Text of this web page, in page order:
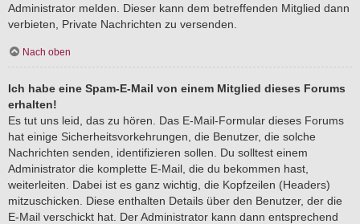
Administrator melden. Dieser kann dem betreffenden Mitglied dann
verbieten, Private Nachrichten zu versenden.
Nach oben
Ich habe eine Spam-E-Mail von einem Mitglied dieses Forums
erhalten!
Es tut uns leid, das zu hören. Das E-Mail-Formular dieses Forums
hat einige Sicherheitsvorkehrungen, die Benutzer, die solche
Nachrichten senden, identifizieren sollen. Du solltest einem
Administrator die komplette E-Mail, die du bekommen hast,
weiterleiten. Dabei ist es ganz wichtig, die Kopfzeilen (Headers)
mitzuschicken. Diese enthalten Details über den Benutzer, der die
E-Mail verschickt hat. Der Administrator kann dann entsprechend